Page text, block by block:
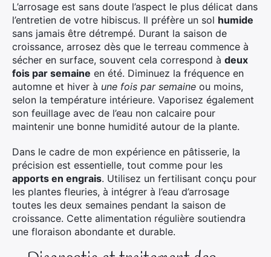
L’arrosage est sans doute l’aspect le plus délicat dans
l’entretien de votre hibiscus. Il préfère un sol humide
sans jamais être détrempé. Durant la saison de
croissance, arrosez dès que le terreau commence à
sécher en surface, souvent cela correspond à deux
fois par semaine en été. Diminuez la fréquence en
automne et hiver à une fois par semaine ou moins,
selon la température intérieure. Vaporisez également
son feuillage avec de l’eau non calcaire pour
maintenir une bonne humidité autour de la plante.
Dans le cadre de mon expérience en pâtisserie, la
précision est essentielle, tout comme pour les
apports en engrais. Utilisez un fertilisant conçu pour
les plantes fleuries, à intégrer à l’eau d’arrosage
toutes les deux semaines pendant la saison de
croissance. Cette alimentation régulière soutiendra
une floraison abondante et durable.